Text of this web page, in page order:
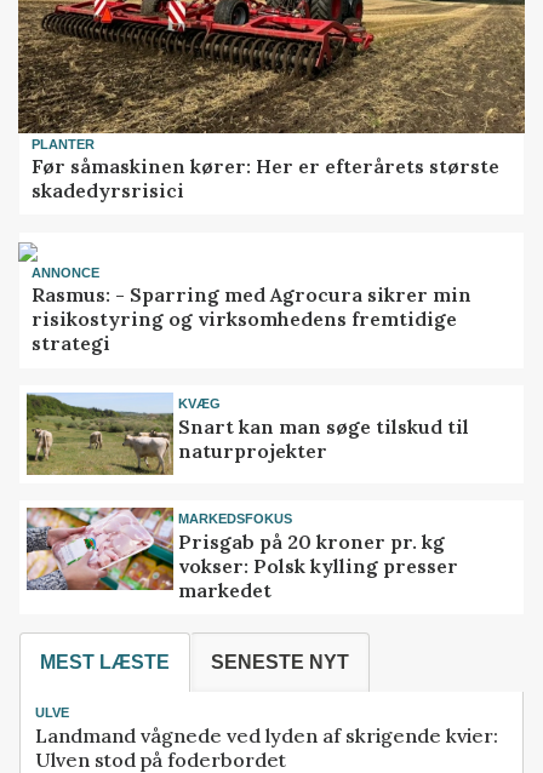
PLANTER
Før såmaskinen kører: Her er efterårets største
skadedyrsrisici
ANNONCE
Rasmus: - Sparring med Agrocura sikrer min
risikostyring og virksomhedens fremtidige
strategi
KVÆG
Snart kan man søge tilskud til
naturprojekter
MARKEDSFOKUS
Prisgab på 20 kroner pr. kg
vokser: Polsk kylling presser
markedet
MEST LÆSTE SENESTE NYT
ULVE
Landmand vågnede ved lyden af skrigende kvier:
Ulven stod på foderbordet